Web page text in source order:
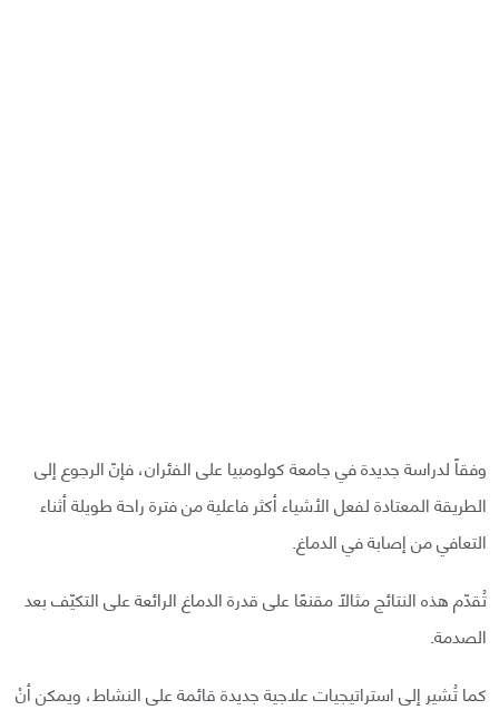
وفقاً لدراسة جديدة في جامعة كولومبيا على الفئران، فإنّ الرجوع إلى
الطريقة المعتادة لفعل الأشياء أكثر فاعلية من فترة راحة طويلة أثناء
التعافي من إصابة في الدماغ.
تُقدّم هذه النتائج مثالًا مقنعًا على قدرة الدماغ الرائعة على التكيّف بعد
الصدمة.
كما تُشير إلى استراتيجيات علاجية جديدة قائمة على النشاط، ويمكن أنْ